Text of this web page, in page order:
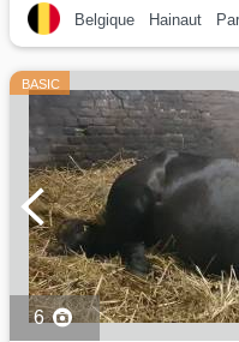
Belgique Hainaut
BASIC
6